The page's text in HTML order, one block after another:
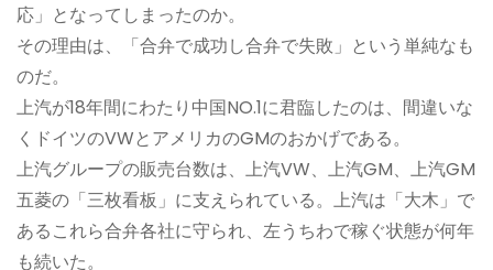
応」となってしまったのか。
その理由は、「合弁で成功し合弁で失敗」という単純なも
のだ。
上汽が18年間にわたり中国NO.1に君臨したのは、間違いな
くドイツのVWとアメリカのGMのおかげである。
上汽グループの販売台数は、上汽VW、上汽GM、上汽GM
五菱の「三枚看板」に支えられている。上汽は「大木」で
あるこれら合弁各社に守られ、左うちわで稼ぐ状態が何年
も続いた。